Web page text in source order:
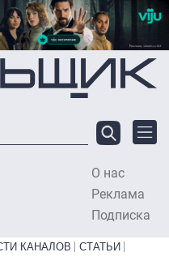
О нас
Реклама
Подписка
КАНАЛОВ
СТАТЬИ